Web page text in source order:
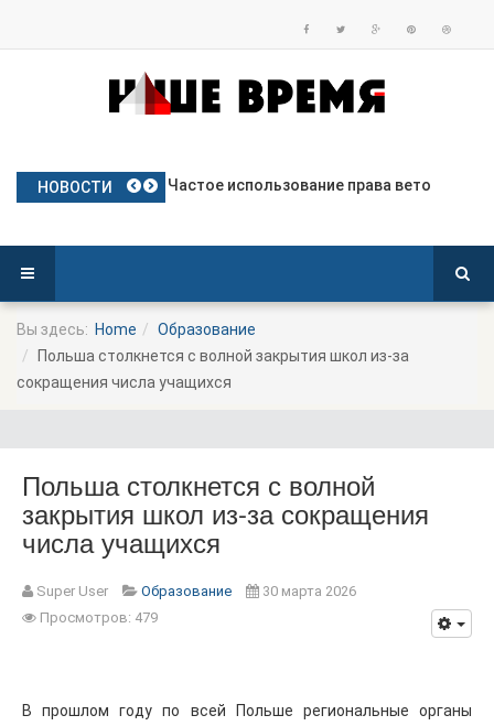
НОВОСТИ План Польши по предоставлению бе
Частое использование права вето
Польские яблоки готовятся к дебю
Посол Украины в Польше готовится
Польша опережает Германию по тем
Вы здесь: Home
Образование
Польша столкнется с волной закрытия школ из-за
сокращения числа учащихся
Польша столкнется с волной
закрытия школ из-за сокращения
числа учащихся
Super User Образование
30 марта 2026
Просмотров: 479
В прошлом году по всей Польше региональные органы